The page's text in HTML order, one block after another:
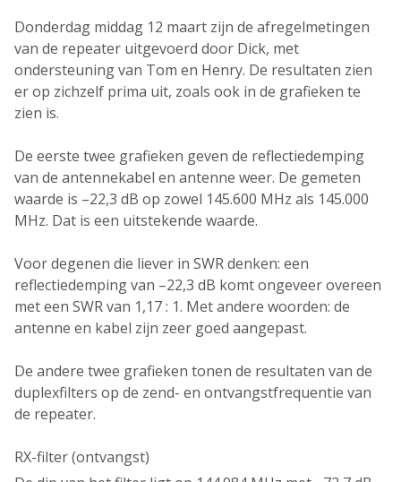
Donderdag middag 12 maart zijn de afregelmetingen
van de repeater uitgevoerd door Dick, met
ondersteuning van Tom en Henry. De resultaten zien
er op zichzelf prima uit, zoals ook in de grafieken te
zien is.
De eerste twee grafieken geven de reflectiedemping
van de antennekabel en antenne weer. De gemeten
waarde is –22,3 dB op zowel 145.600 MHz als 145.000
MHz. Dat is een uitstekende waarde.
Voor degenen die liever in SWRdenken: een
reflectiedemping van –22,3 dB komt ongeveer overeen
met een SWR van 1,17 : 1. Met andere woorden: de
antenne en kabel zijn zeer goed aangepast.
De andere twee grafieken tonen de resultaten van de
duplexfilters op de zend- en ontvangstfrequentie van
de repeater.
RX-filter (ontvangst)